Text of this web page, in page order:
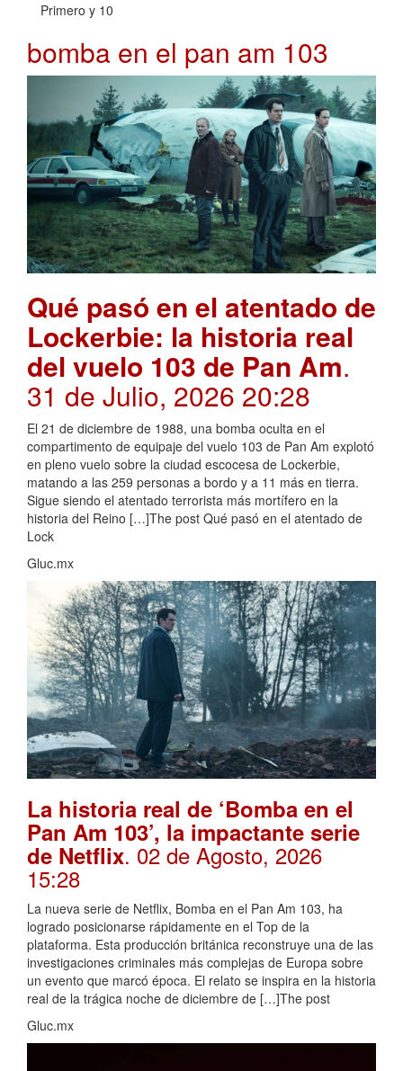
Primero y 10
bomba en el pan am 103
Qué pasó en el atentado de
Lockerbie: la historia real
del vuelo 103 de Pan Am.
31 de Julio, 2026 20:28
El 21 de diciembre de 1988, una bomba oculta en el
compartimento de equipaje del vuelo 103 de Pan Am explotó
en pleno vuelo sobre la ciudad escocesa de Lockerbie,
matando a las 259 personas a bordo y a 11 más en tierra.
Sigue siendo el atentado terrorista más mortífero en la
historia del Reino […]The post Qué pasó en el atentado de
Lock
Gluc.mx
La historia real de ‘Bomba en el
Pan Am 103’, la impactante serie
de Netflix. 02 de Agosto, 2026
15:28
La nueva serie de Netflix, Bomba en el Pan Am 103, ha
logrado posicionarse rápidamente en el Top de la
plataforma. Esta producción británica reconstruye una de las
investigaciones criminales más complejas de Europa sobre
un evento que marcó época. El relato se inspira en la historia
real de la trágica noche de diciembre de […]The post
Gluc.mx